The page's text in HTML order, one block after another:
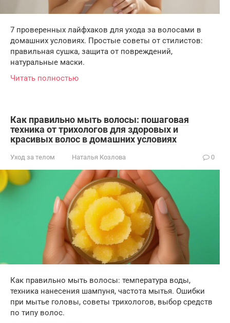
7 проверенных лайфхаков для ухода за волосами в
домашних условиях. Простые советы от стилистов:
правильная сушка, защита от повреждений,
натуральные маски.
Читать полностью
Как правильно мыть волосы: пошаговая
техника от трихологов для здоровых и
красивых волос в домашних условиях
Уход за телом Наталья Козлова 0
Как правильно мыть волосы: температура воды,
техника нанесения шампуня, частота мытья. Ошибки
при мытье головы, советы трихологов, выбор средств
по типу волос.